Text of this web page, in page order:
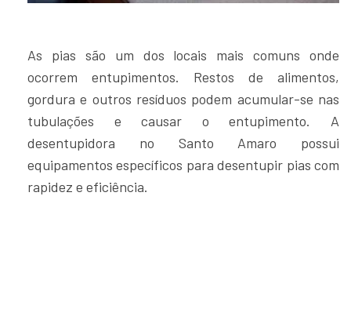
As pias são um dos locais mais comuns onde
ocorrem entupimentos. Restos de alimentos,
gordura e outros resíduos podem acumular-se nas
tubulações e causar o entupimento. A
desentupidora no Santo Amaro possui
equipamentos específicos para desentupir pias com
rapidez e eficiência.